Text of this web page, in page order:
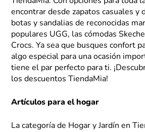
encontrar desde zapatos casuales y
botas y sandalias de reconocidas
populares UGG, las cómodas
Crocs. Ya sea que busques confort
algo especial para una ocasión
tiene el par perfecto para ti.
los descuentos TiendaMia!
Artículos para el hogar
La categoría de Hogar y Jardín en